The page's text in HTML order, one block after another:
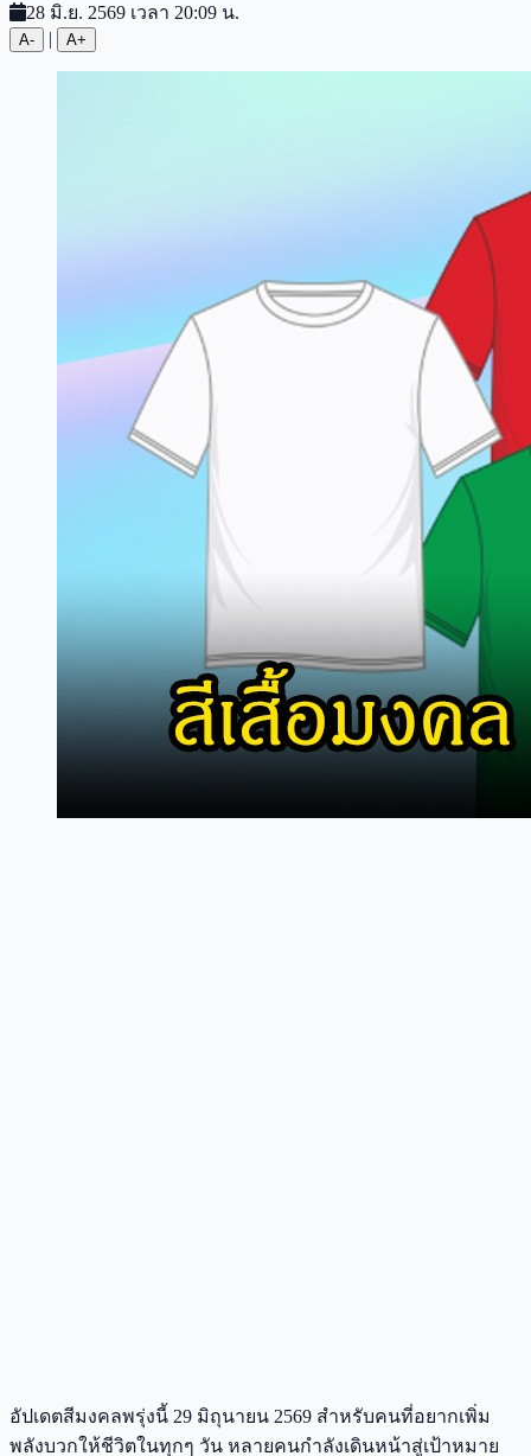
28 มิ.ย. 2569 เวลา 20:09 น.
A- | A+
อัปเดตสีมงคลพรุ่งนี้ 29 มิถุนายน 2569 สำหรับคนที่อยากเพิ่ม
พลังบวกให้ชีวิตในทุกๆ วัน หลายคนกำลังเดินหน้าสู่เป้าหมาย